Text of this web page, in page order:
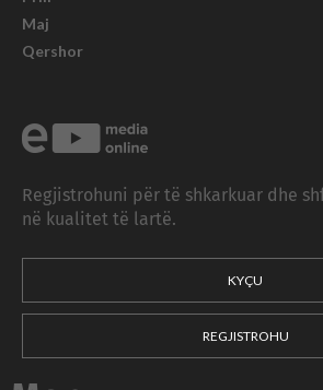
Maj
Qershor
Regjistrohuni për të shkarkuar dhe
në kualitet të lartë.
KYÇU
REGJISTROHU